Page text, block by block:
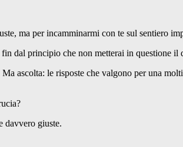
ma per incamminarmi con te sul sentiero
dal principio che non metterai in questione il
le risposte che valgono per una
davvero giuste.